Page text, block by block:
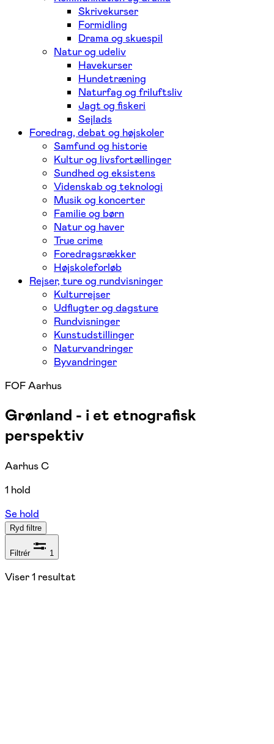
Skrivekurser
Formidling
Drama og skuespil
Natur og udeliv
Havekurser
Hundetræning
Naturfag og friluftsliv
Jagt og fiskeri
Sejlads
Foredrag, debat og højskoler
Samfund og historie
Kultur og livsfortællinger
Sundhed og eksistens
Videnskab og teknologi
Musik og koncerter
Familie og børn
Natur og haver
True crime
Foredragsrækker
Højskoleforløb
Rejser, ture og rundvisninger
Kulturrejser
Udflugter og dagsture
Rundvisninger
Kunstudstillinger
Naturvandringer
Byvandringer
FOF Aarhus
Grønland - i et etnografisk
perspektiv
Aarhus C
1 hold
Se hold
Ryd filtre
Filtrér 1
Viser1 resultat